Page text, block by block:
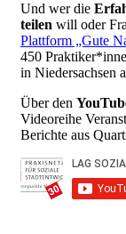
Und wer die
teilen will oder
Plattform „Gute
450
in Niedersachsen
Über den
Videoreihe
Berichte aus